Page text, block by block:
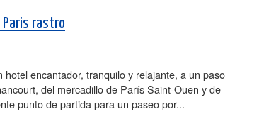
Paris rastro
hotel encantador, tranquilo y relajante, a un paso
del mercadillo de París Saint-Ouen y de
punto de partida para un paseo por...